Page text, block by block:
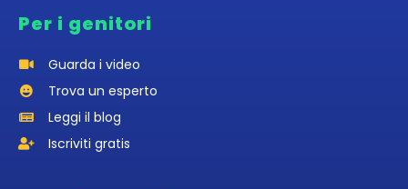
Per i genitori
Guarda i video
Trova un esperto
Leggi il blog
Iscriviti gratis